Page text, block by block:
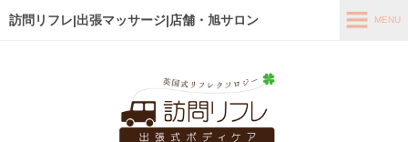
訪問リフレ|出張マッサージ|店舗・旭サロン MENU